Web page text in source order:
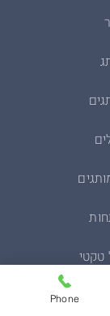
טקטי
Phone